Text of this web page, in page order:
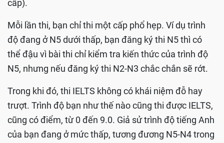
cấp).
Mỗi lần thi, bạn chỉ thi một cấp phổ hẹp. Ví dụ trình
độ đang ở N5 dưới thấp, bạn đăng ký thi N5 thì có
thể đậu vì bài thi chỉ kiểm tra kiến thức của trình độ
N5, nhưng nếu đăng ký thi N2-N3 chắc chắn sẽ rớt.
Trong khi đó, thi IELTS không có khái niệm đỗ hay
trượt. Trình độ bạn như thế nào cũng thi được IELTS,
cũng có điểm, từ 0 đến 9.0. Giả sử trình độ tiếng Anh
của bạn đang ở mức thấp, tương đương N5-N4 trong